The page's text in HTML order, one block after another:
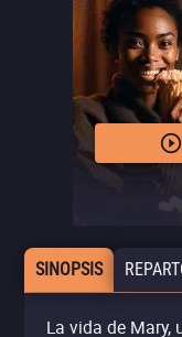
SINOPSIS
La vida de Mary,